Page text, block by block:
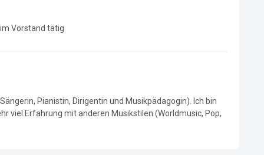
Vorstand tätig
Pianistin, Dirigentin und Musikpädagogin). Ich bin
viel Erfahrung mit anderen Musikstilen (Worldmusic, Pop,